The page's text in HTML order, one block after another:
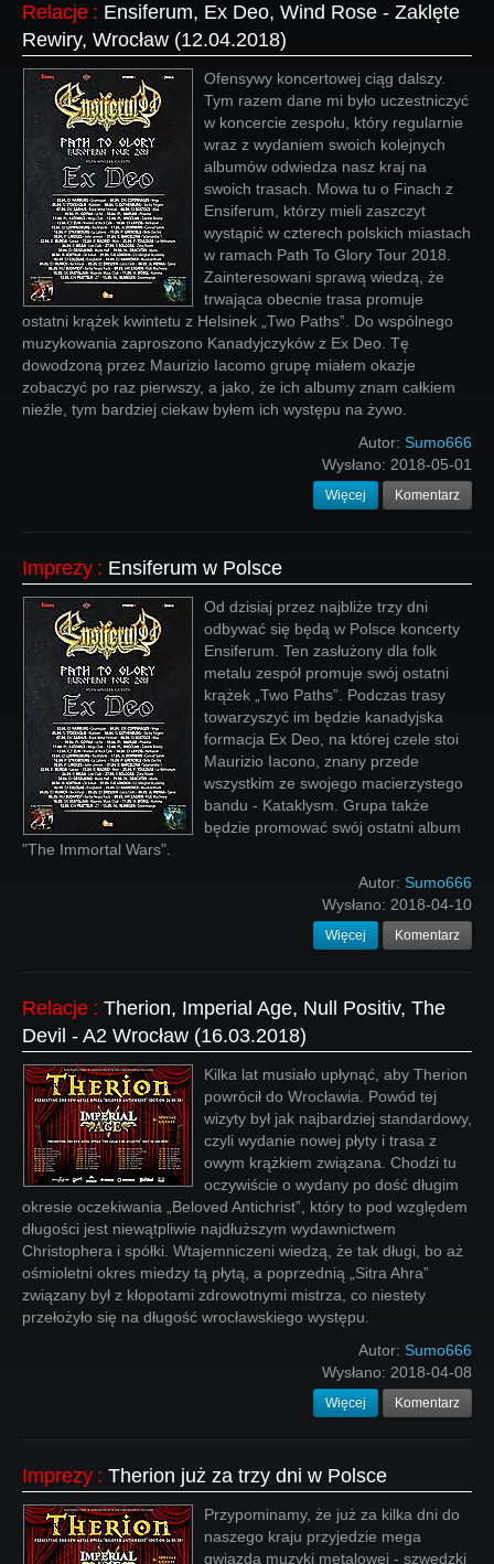
Relacje : Ensiferum, Ex Deo, Wind Rose - Zaklęte
Rewiry, Wrocław (12.04.2018)
Ofensywy koncertowej ciąg dalszy.
Tym razem dane mi było uczestniczyć
w koncercie zespołu, który regularnie
wraz z wydaniem swoich kolejnych
albumów odwiedza nasz kraj na
swoich trasach. Mowa tu o Finach z
Ensiferum, którzy mieli zaszczyt
wystąpić w czterech polskich miastach
w ramach Path To Glory Tour 2018.
Zainteresowani sprawą wiedzą, że
trwająca obecnie trasa promuje
ostatni krążek kwintetu z Helsinek „Two Paths”. Do wspólnego
muzykowania zaproszono Kanadyjczyków z Ex Deo. Tę
dowodzoną przez Maurizio Iacomo grupę miałem okazje
zobaczyć po raz pierwszy, a jako, że ich albumy znam całkiem
nieźle, tym bardziej ciekaw byłem ich występu na żywo.
Autor: Sumo666
Wysłano: 2018-05-01
Więcej Komentarz
Imprezy : Ensiferum w Polsce
Od dzisiaj przez najbliże trzy dni
odbywać się będą w Polsce koncerty
Ensiferum. Ten zasłużony dla folk
metalu zespół promuje swój ostatni
krążek „Two Paths”. Podczas trasy
towarzyszyć im będzie kanadyjska
formacja Ex Deo, na której czele stoi
Maurizio Iacono, znany przede
wszystkim ze swojego macierzystego
bandu - Kataklysm. Grupa także
będzie promować swój ostatni album
"The Immortal Wars".
Autor: Sumo666
Wysłano: 2018-04-10
Więcej Komentarz
Relacje : Therion, Imperial Age, Null Positiv, The
Devil - A2 Wrocław (16.03.2018)
Kilka lat musiało upłynąć, aby Therion
powrócił do Wrocławia. Powód tej
wizyty był jak najbardziej standardowy,
czyli wydanie nowej płyty i trasa z
owym krążkiem związana. Chodzi tu
oczywiście o wydany po dość długim
okresie oczekiwania „Beloved Antichrist”, który to pod względem
długości jest niewątpliwie najdłuższym wydawnictwem
Christophera i spółki. Wtajemniczeni wiedzą, że tak długi, bo aż
ośmioletni okres miedzy tą płytą, a poprzednią „Sitra Ahra”
związany był z kłopotami zdrowotnymi mistrza, co niestety
przełożyło się na długość wrocławskiego występu.
Autor: Sumo666
Wysłano: 2018-04-08
Więcej Komentarz
Imprezy : Therion już za trzy dni w Polsce
Przypominamy, że już za kilka dni do
naszego kraju przyjedzie mega
gwiazda muzyki metalowej - szwedzki